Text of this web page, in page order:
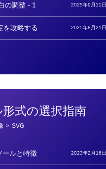
の調整 - 1 2025年9月11日
を攻略する 2025年8月21日
式の選択指南
> SVG
ールと特徴 2023年2月16日